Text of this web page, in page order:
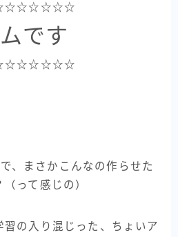
です
、まさかこんなの作らせた
って感じの）
の入り混じった、ちょいア